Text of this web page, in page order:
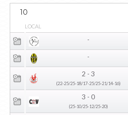
10
LOCAL
-
-
2 - 3
(22-25/25-18/17-25/25-21/14-16)
3 - 0
(25-10/25-12/25-20)